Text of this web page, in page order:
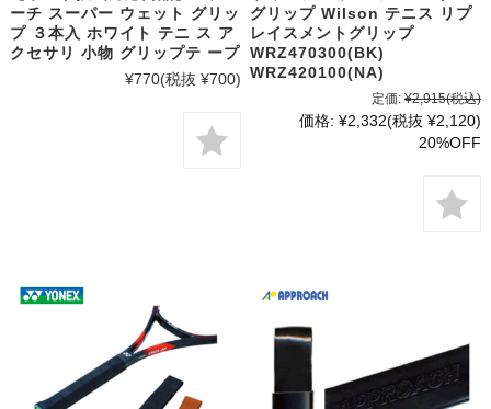
ーチ スーパー ウェット グリッ
プ ３本入 ホワイト テニ ス ア
クセサリ 小物 グリップテ ープ
¥770(税抜 ¥700)
グリップ Wilson テニス リプ
レイスメントグリップ
WRZ470300(BK)
WRZ420100(NA)
定価: ¥2,915(税込)
価格: ¥2,332(税抜 ¥2,120)
20%OFF